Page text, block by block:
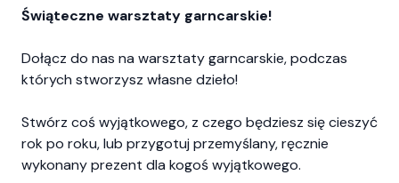
Świąteczne warsztaty garncarskie!
Dołącz do nas na warsztaty garncarskie, podczas
których stworzysz własne dzieło!
Stwórz coś wyjątkowego, z czego będziesz się cieszyć
rok po roku, lub przygotuj przemyślany, ręcznie
wykonany prezent dla kogoś wyjątkowego.